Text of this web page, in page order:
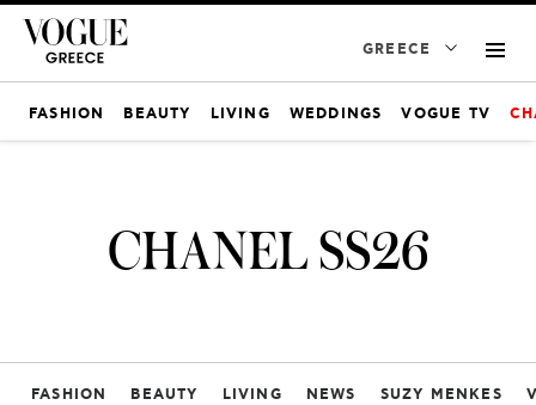
GREECE
FASHION BEAUTY LIVING WEDDINGS VOGUE TV
CHANEL SS26
FASHION BEAUTY LIVING NEWS SUZY MENKES